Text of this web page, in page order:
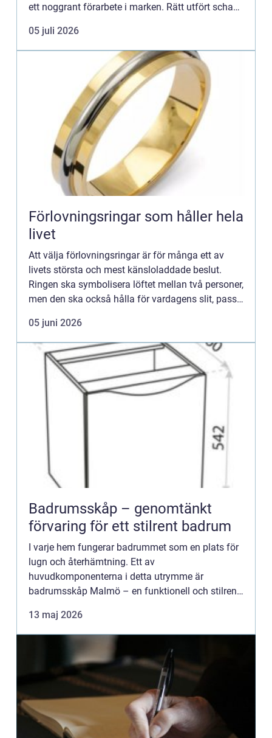
ett noggrant förarbete i marken. Rätt utfört schakt
05 juli 2026
Förlovningsringar som håller hela
livet
Att välja förlovningsringar är för många ett av
livets största och mest känsloladdade beslut.
Ringen ska symbolisera löftet mellan två personer,
men den ska också hålla för vardagens slit, passa
dag. Där...
05 juni 2026
Badrumsskåp – genomtänkt
förvaring för ett stilrent badrum
I varje hem fungerar badrummet som en plats för
lugn och återhämtning. Ett av
huvudkomponenterna i detta utrymme är
badrumsskåp Malmö – en funktionell och stilren
13 maj 2026